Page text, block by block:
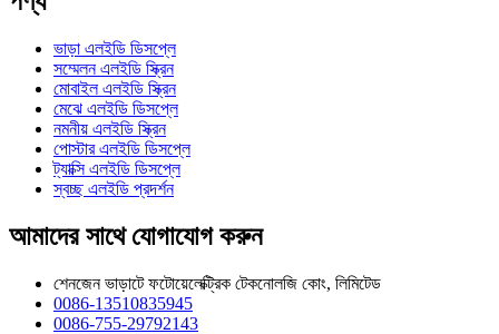
ভাড়া এলইডি ডিসপ্লে
সম্মেলন এলইডি স্ক্রিন
মোবাইল এলইডি স্ক্রিন
মেঝে এলইডি ডিসপ্লে
নমনীয় এলইডি স্ক্রিন
পোস্টার এলইডি ডিসপ্লে
ট্যাক্সি এলইডি ডিসপ্লে
স্বচ্ছ এলইডি প্রদর্শন
আমাদের সাথে যোগাযোগ করুন
শেনজেন ভাড়াটে ফটোয়েলেক্ট্রিক টেকনোলজি কোং, লিমিটেড
0086-13510835945
0086-755-29792143